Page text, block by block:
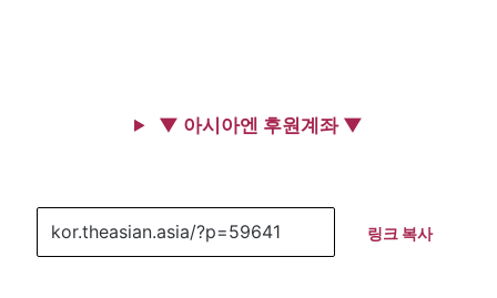
▼ 아시아엔 후원계좌 ▼
링크 복사